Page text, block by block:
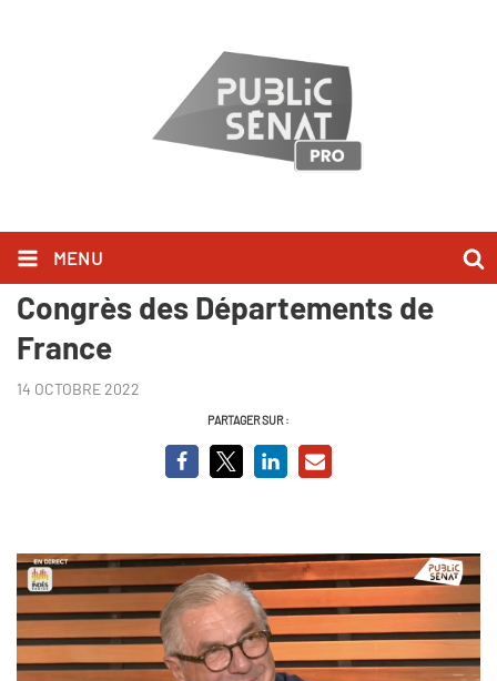
MENU
François Sauvadet - BCVO
Congrès des Départements de
France
14 OCTOBRE 2022
PARTAGER SUR :